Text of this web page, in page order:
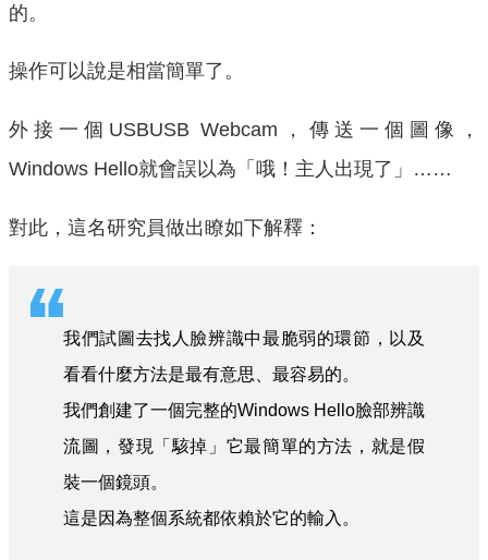
的。
操作可以說是相當簡單了。
外接一個USBUSB Webcam，傳送一個圖像，
Windows Hello就會誤以為「哦！主人出現了」……
對此，這名研究員做出瞭如下解釋：
我們試圖去找人臉辨識中最脆弱的環節，以及
看看什麼方法是最有意思、最容易的。
我們創建了一個完整的Windows Hello臉部辨識
流圖，發現「駭掉」它最簡單的方法，就是假
裝一個鏡頭。
這是因為整個系統都依賴於它的輸入。